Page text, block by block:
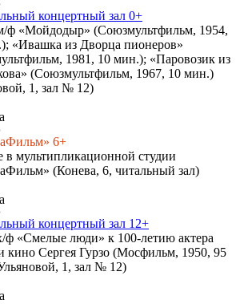
концертный зал 0+
ф «Мойдодыр» (Союзмультфильм, 1954,
«Ивашка из Дворца пионеров»
1981, 10 мин.); «Паровозик из
(Союзмультфильм, 1967, 10 мин.)
1, зал № 12)
6+
в мультипликационной студии
(Конева, 6, читальный зал)
концертный зал 12+
ф «Смелые люди» к 100-летию актера
кино Сергея Гурзо (Мосфильм, 1950, 95
1, зал № 12)